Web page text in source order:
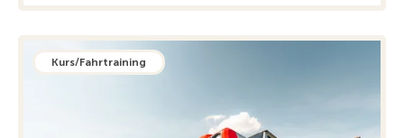
Kurs/Fahrtraining